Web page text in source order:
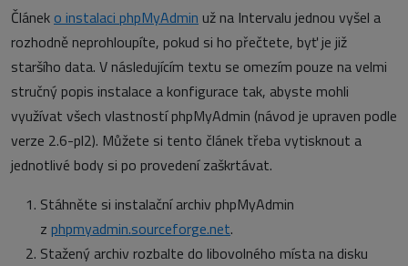
Článek o instalaci phpMyAdmin už na Intervalu jednou vyšel a
rozhodně neprohloupíte, pokud si ho přečtete, byť je již
staršího data. V následujícím textu se omezím pouze na velmi
stručný popis instalace a konfigurace tak, abyste mohli
využívat všech vlastností phpMyAdmin (návod je upraven podle
verze 2.6-pl2). Můžete si tento článek třeba vytisknout a
jednotlivé body si po provedení zaškrtávat.
Stáhněte si instalační archiv phpMyAdmin
z phpmyadmin.sourceforge.net.
Stažený archiv rozbalte do libovolného místa na disku